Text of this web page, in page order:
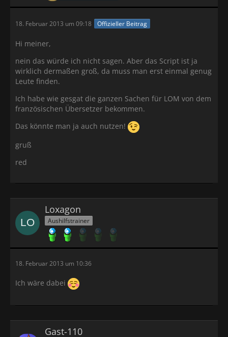
18. Februar 2013 um 09:18 Offizieller Beitrag
Hi meiner,
nein das würde ich nicht sagen. Aber das Script ist ja
wirklich dermaßen groß, da muss man erst einmal genug
Leute finden.
Ich habe wie gesgat die ganzen Sachen für LOM von dem
französischen Übersetzer bekommen.
Das könnte man ja auch nutzen!
gruß
red
Loxagon
Aushilfstrainer
18. Februar 2013 um 10:36
Ich wäre dabei
Gast-110